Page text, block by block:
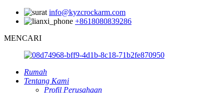
info@kyzcrockarm.com
+8618080839286
MENCARI
Rumah
Tentang Kami
Profil Perusahaan